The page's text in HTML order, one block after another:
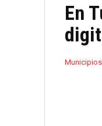
En
Municipios